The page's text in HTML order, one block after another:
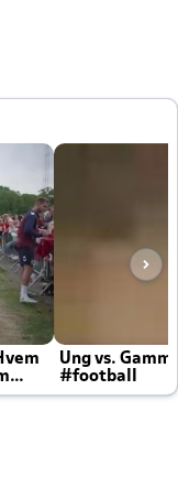
Ung vs.
#football